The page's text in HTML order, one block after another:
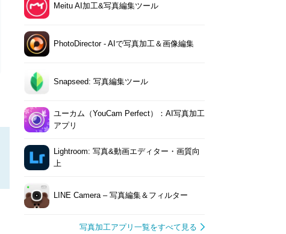
Meitu AI加工&写真編集ツール
PhotoDirector - AIで写真加工＆画像編集
Snapseed: 写真編集ツール
ユーカム（YouCam Perfect）：AI写真加工
アプリ
Lightroom: 写真&動画エディター・画質向
上
LINE Camera – 写真編集＆フィルター
写真加工アプリ一覧をすべて見る